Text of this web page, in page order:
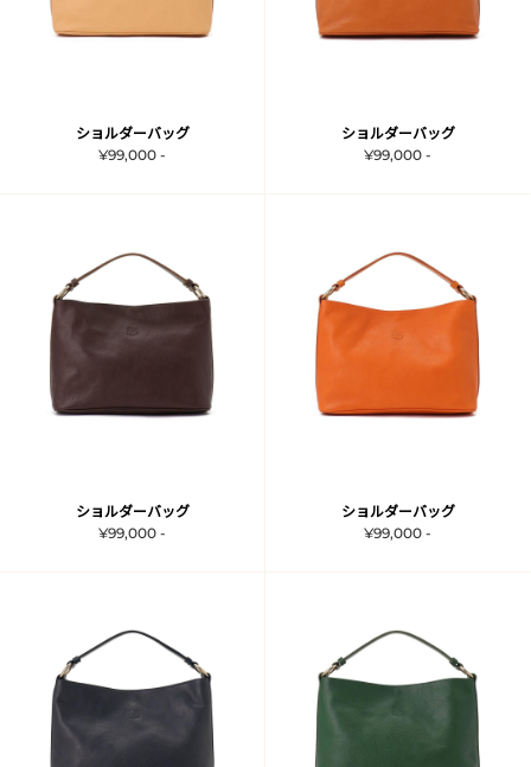
ショルダーバッグ
¥99,000 -
ショルダーバッグ
¥99,000 -
ショルダーバッグ
¥99,000 -
ショルダーバッグ
¥99,000 -